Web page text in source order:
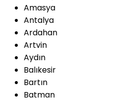
Amasya
Antalya
Ardahan
Artvin
Aydın
Balıkesir
Bartın
Batman